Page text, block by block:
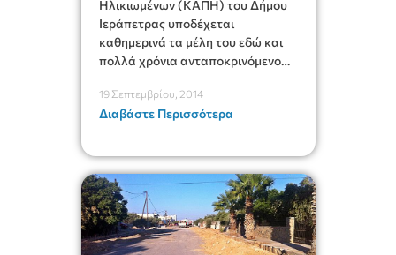
Ηλικιωμένων (ΚΑΠΗ) του Δήμου
Ιεράπετρας υποδέχεται
καθημερινά τα μέλη του εδώ και
πολλά χρόνια ανταποκρινόμενο
έργο.
19 Σεπτεμβρίου, 2014
Διαβάστε Περισσότερα